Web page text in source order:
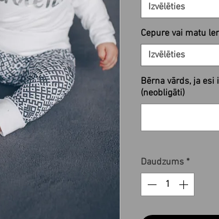
Izvēlēties
Cepure vai matu
Izvēlēties
Bērna vārds, ja
(neobligāti)
Daudzums *